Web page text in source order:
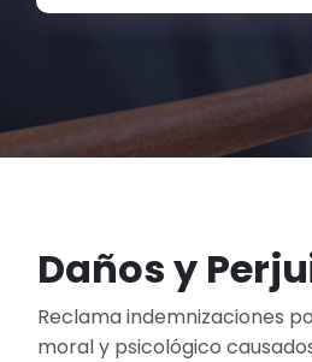
Daños y
Reclama indemnizaciones
moral y psicológico